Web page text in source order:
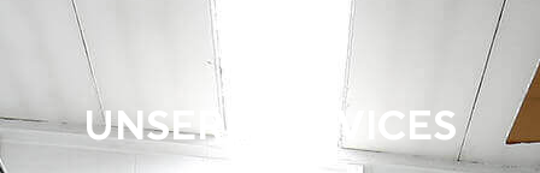
UNSERE SERVICES